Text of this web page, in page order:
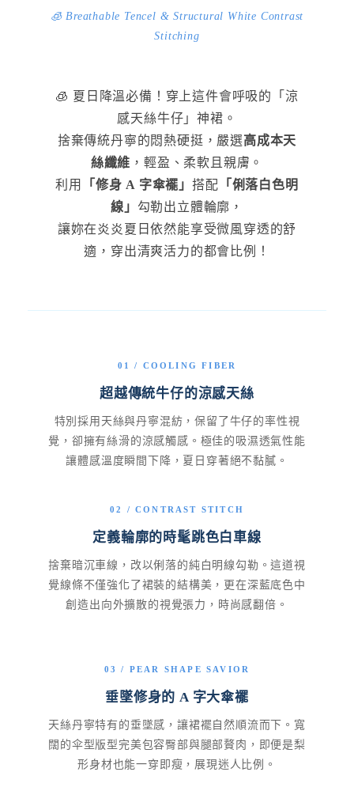
🧊 Breathable Tencel & Structural White Contrast
Stitching
🧊 夏日降溫必備！穿上這件會呼吸的「涼
感天絲牛仔」神裙。
捨棄傳統丹寧的悶熱硬挺，嚴選高成本天
絲纖維 ，輕盈、柔軟且親膚。
利用
「修身 A 字傘襬」搭配 「俐落白色明
線」 勾勒出立體輪廓，
讓妳在炎炎夏日依然能享受微風穿透的舒
適，穿出清爽活力的都會比例！
01 / COOLING FIBER
超越傳統牛仔的涼感天絲
特別採用天絲與丹寧混紡，保留了牛仔的率性視
覺，卻擁有絲滑的涼感觸感。極佳的吸濕透氣性能
讓體感溫度瞬間下降，夏日穿著絕不黏膩。
02 / CONTRAST STITCH
定義輪廓的時髦跳色白車線
捨棄暗沉車線，改以俐落的純白明線勾勒。這道視
覺線條不僅強化了裙裝的結構美，更在深藍底色中
創造出向外擴散的視覺張力，時尚感翻倍。
03 / PEAR SHAPE SAVIOR
垂墜修身的 A 字大傘襬
天絲丹寧特有的垂墜感，讓裙襬自然順流而下。寬
闊的伞型版型完美包容臀部與腿部贅肉，即便是梨
形身材也能一穿即瘦，展現迷人比例。